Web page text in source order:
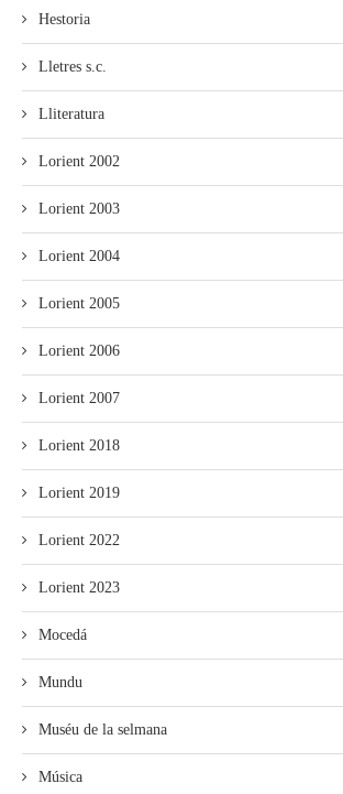
Hestoria
Lletres s.c.
Lliteratura
Lorient 2002
Lorient 2003
Lorient 2004
Lorient 2005
Lorient 2006
Lorient 2007
Lorient 2018
Lorient 2019
Lorient 2022
Lorient 2023
Mocedá
Mundu
Muséu de la selmana
Música